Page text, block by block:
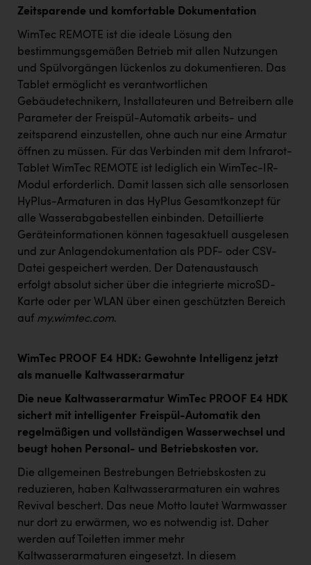
Zeitsparende und komfortable Dokumentation
WimTec REMOTE ist die ideale Lösung den
bestimmungsgemäßen Betrieb mit allen Nutzungen
und Spülvorgängen lückenlos zu dokumentieren. Das
Tablet ermöglicht es verantwortlichen
Gebäudetechnikern, Installateuren und Betreibern alle
Parameter der Freispül-Automatik arbeits- und
zeitsparend einzustellen, ohne auch nur eine Armatur
öffnen zu müssen. Für das Verbinden mit dem Infrarot-
Tablet WimTec REMOTE ist lediglich ein WimTec-IR-
Modul erforderlich. Damit lassen sich alle sensorlosen
HyPlus-Armaturen in das HyPlus Gesamtkonzept für
alle Wasserabgabestellen einbinden. Detaillierte
Geräteinformationen können tagesaktuell ausgelesen
und zur Anlagendokumentation als PDF- oder CSV-
Datei gespeichert werden. Der Datenaustausch
erfolgt absolut sicher über die integrierte microSD-
Karte oder per WLAN über einen geschützten Bereich
auf my.wimtec.com.
WimTec PROOF E4 HDK: Gewohnte Intelligenz jetzt
als manuelle Kaltwasserarmatur
Die neue Kaltwasserarmatur WimTec PROOF E4 HDK
sichert mit intelligenter Freispül-Automatik den
regelmäßigen und vollständigen Wasserwechsel und
beugt hohen Personal- und Betriebskosten vor.
Die allgemeinen Bestrebungen Betriebskosten zu
reduzieren, haben Kaltwasserarmaturen ein wahres
Revival beschert. Das neue Motto lautet Warmwasser
nur dort zu erwärmen, wo es notwendig ist. Daher
werden auf Toiletten immer mehr
Kaltwasserarmaturen eingesetzt. In diesem